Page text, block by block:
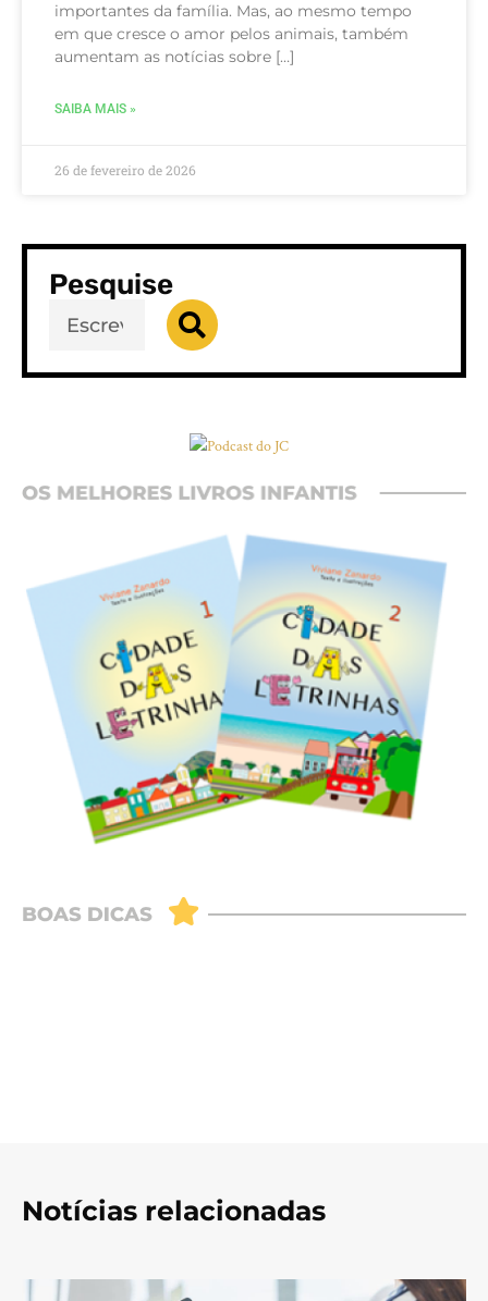
importantes da família. Mas, ao mesmo tempo
em que cresce o amor pelos animais, também
aumentam as notícias sobre […]
SAIBA MAIS »
26 de fevereiro de 2026
Pesquise
Notícias relacionadas